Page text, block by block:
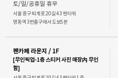
토/일/공휴일 휴무
서울 중구 퇴계로 20길 43 펜타워
명동역 3번출구에서 도보5분
펜카페 라운지 / 1F
[무인픽업-1층 스티커 사진 매장內 무인
함]